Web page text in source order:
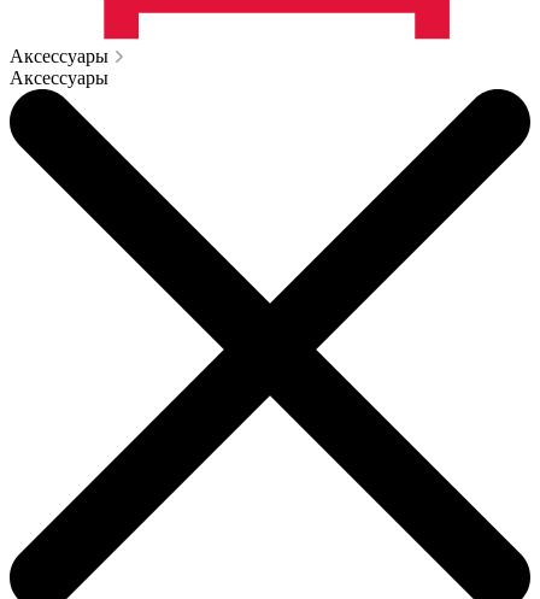
Аксессуары
Аксессуары